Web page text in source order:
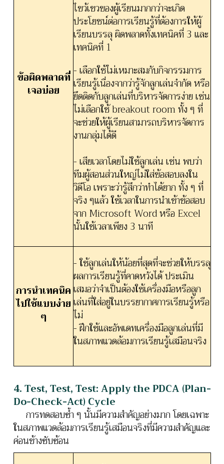
ข้อผิดพลาดที่
เจอบ่อย
ไขว้เขวของผู้เรียนมากกว่าจะเกิด
ประโยชน์ต่อการเรียนรู้ที่ต้องการให้ผู้
เรียนบรรลุ ผิดพลาดทั้งเทคนิคที่ 3 และ
เทคนิคที่ 1
- เลือกใช้ไม่เหมาะสมกับกิจกรรมการ
เรียนรู้เนื่องจากว่ารู้จักลูกเล่นจำกัด หรือ
ยึดติดกับลูกเล่นที่บริหารจัดการง่าย เช่น
ไม่เลือกใช้ breakout room ทั้ง ๆ ที่
จะช่วยให้ผู้เรียนสามารถบริหารจัดการ
งานกลุ่มได้ดี
- เสียเวลาโดยไม่ใช้ลูกเล่น เช่น พบว่า
ทีมผู้สอนส่วนใหญ่ไม่ใส่ข้อสอบลงใน
วิดีโอ เพราะว่ารู้สึกว่าทำได้ยาก ทั้ง ๆ ที่
จริง ๆแล้ว ใช้เวลาในการนำเข้าข้อสอบ
จาก Microsoft Word หรือ Excel
นั้นใช้เวลาเพียง 3 นาที
การนำเทคนิค
ไปใช้แบบง่าย
ๆ
- ใช้ลูกเล่นให้น้อยที่สุดที่จะช่วยให้บรรลุ
ผลการเรียนรู้ที่คาดหวังได้ ประเมิน
เสมอว่าจำเป็นต้องใช้เครื่องมือหรือลูก
เล่นที่ใส่อยู่ในบรรยากาศการเรียนรู้หรือ
ไม่
- ฝึกใช้และอัพเดทเครื่องมือลูกเล่นที่มี
ในสภาพแวดล้อมการเรียนรู้เสมือนจริง
4. Test, Test, Test: Apply the PDCA(Plan-
Do-Check-Act)Cycle
การทดสอบซ้ำ ๆ นั้นมีความสำคัญอย่างมาก โดยเฉพาะ
ในสภาพแวดล้อมการเรียนรู้เสมือนจริงที่มีความสำคัญและ
ค่อนข้างซับซ้อน